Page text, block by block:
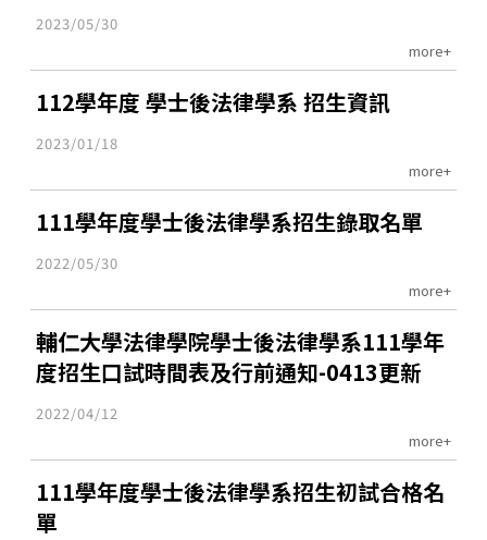
2023/05/30
more+
112學年度 學士後法律學系 招生資訊
2023/01/18
more+
111學年度學士後法律學系招生錄取名單
2022/05/30
more+
輔仁大學法律學院學士後法律學系111學年
度招生口試時間表及行前通知-0413更新
2022/04/12
more+
111學年度學士後法律學系招生初試合格名
單